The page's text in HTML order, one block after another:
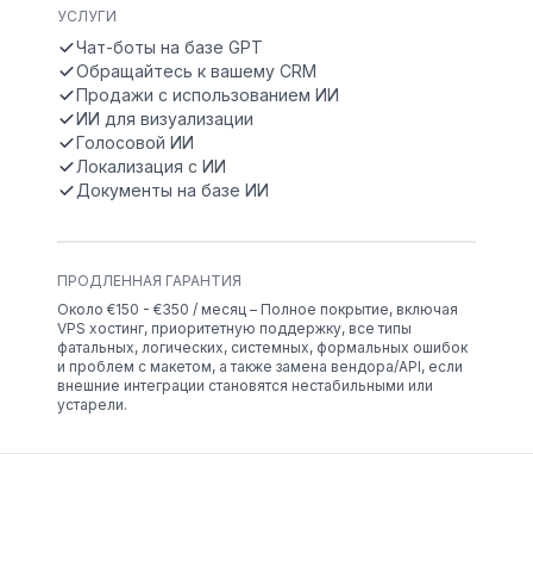
УСЛУГИ
Чат-боты на базе GPT
Обращайтесь к вашему CRM
Продажи с использованием ИИ
ИИ для визуализации
Голосовой ИИ
Локализация с ИИ
Документы на базе ИИ
ПРОДЛЕННАЯ ГАРАНТИЯ
Около €150 - €350 / месяц – Полное покрытие, включая
VPS хостинг, приоритетную поддержку, все типы
фатальных, логических, системных, формальных ошибок
и проблем с макетом, а также замена вендора/API, если
внешние интеграции становятся нестабильными или
устарели.